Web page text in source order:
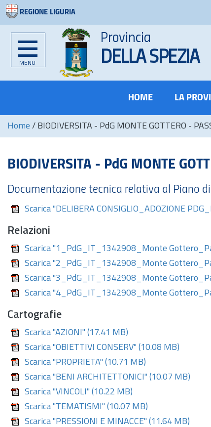
REGIONE LIGURIA
MENU
Provincia
DELLA SPEZIA
HOME LA
Home / BIODIVERSITA - PdG MONTE GOTTERO -
BIODIVERSITA - PdG MONTE
Documentazione tecnica relativa al Piano
Scarica "DELIBERA CONSIGLIO_ADOZIONE
Relazioni
Scarica "1_PdG_IT_1342908_Monte
Scarica "2_PdG_IT_1342908_Monte
Scarica "3_PdG_IT_1342908_Monte
Scarica "4_PdG_IT_1342908_Monte
Cartografie
Scarica "AZIONI" (17.41 MB)
Scarica "OBIETTIVI CONSERV" (10.08 MB)
Scarica "PROPRIETA" (10.71 MB)
Scarica "BENI ARCHITETTONICI" (10.07 MB)
Scarica "VINCOLI" (10.22 MB)
Scarica "TEMATISMI" (10.07 MB)
Scarica "PRESSIONI E MINACCE" (11.64 MB)